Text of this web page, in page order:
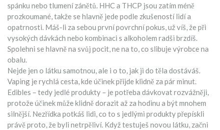
spánku nebo tlumení zánětů. HHC a THCP jsou zatím méně
prozkoumané, takže se hlavně jede podle zkušeností lidí a
opatrnosti. Máš-li za sebou první povrchní pokus, už víš, že při
vysokých dávkách nebo kombinaci s alkoholem radši brzdíš.
Spolehni se hlavně na svůj pocit, ne na to, co slibuje výrobce na
obalu.
Nejde jen o látku samotnou, ale i o to, jak ji do těla dostáváš.
Vaping je rychlá cesta, kde účinek přijde klidně za pár minut.
Edibles – tedy jedlé produkty – je potřeba dávkovat rozvážněji,
protože účinek může klidně dorazit až za hodinu a být mnohem
silnější. Nezřídka potkáš lidi, co to s jedlými produkty přepískli
právě proto, že byli netrpěliví. Když testuješ novou látku, začni